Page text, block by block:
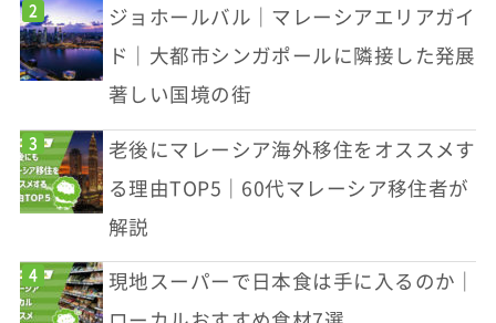
ジョホールバル｜マレーシアエリアガイ
ド｜大都市シンガポールに隣接した発展
著しい国境の街
老後にマレーシア海外移住をオススメす
る理由TOP5｜60代マレーシア移住者が
解説
現地スーパーで日本食は手に入るのか｜